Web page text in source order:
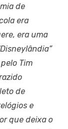
de
era
era uma
Tim
de
e
que deixa o